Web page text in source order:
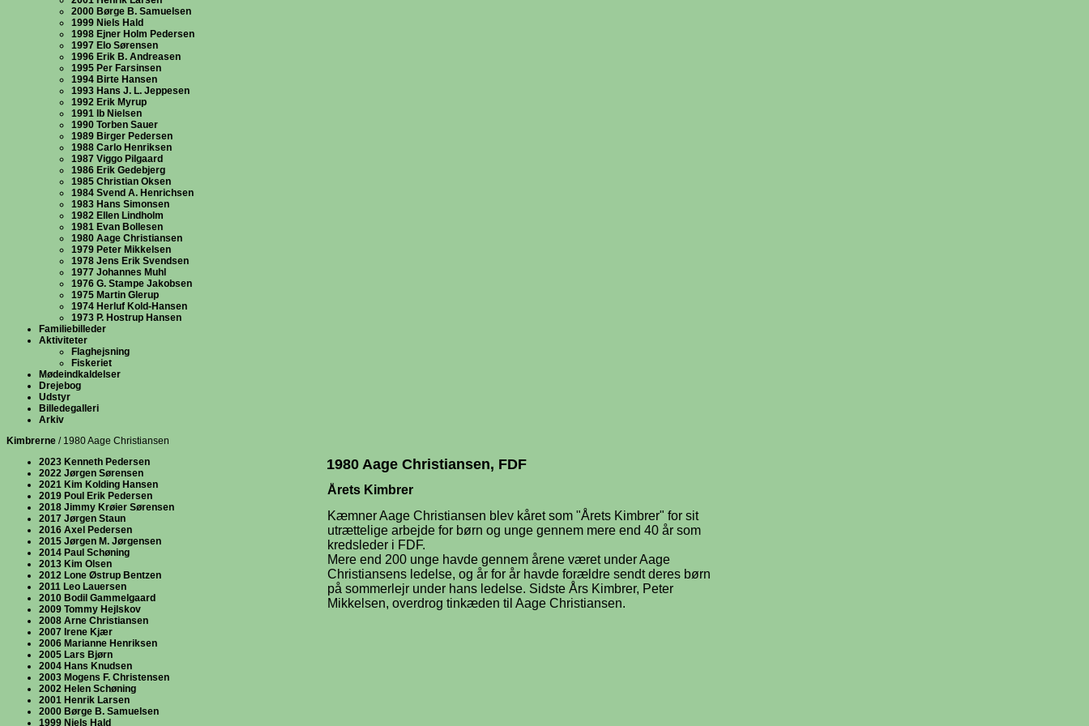
2000 Børge B. Samuelsen
1999 Niels Hald
1998 Ejner Holm Pedersen
1997 Elo Sørensen
1996 Erik B. Andreasen
1995 Per Farsinsen
1994 Birte Hansen
1993 Hans J. L. Jeppesen
1992 Erik Myrup
1991 Ib Nielsen
1990 Torben Sauer
1989 Birger Pedersen
1988 Carlo Henriksen
1987 Viggo Pilgaard
1986 Erik Gedebjerg
1985 Christian Oksen
1984 Svend A. Henrichsen
1983 Hans Simonsen
1982 Ellen Lindholm
1981 Evan Bollesen
1980 Aage Christiansen
1979 Peter Mikkelsen
1978 Jens Erik Svendsen
1977 Johannes Muhl
1976 G. Stampe Jakobsen
1975 Martin Glerup
1974 Herluf Kold-Hansen
1973 P. Hostrup Hansen
Familiebilleder
Aktiviteter
Flaghejsning
Fiskeriet
Mødeindkaldelser
Drejebog
Udstyr
Billedegalleri
Arkiv
Kimbrerne / 1980 Aage Christiansen
2023 Kenneth Pedersen
2022 Jørgen Sørensen
2021 Kim Kolding Hansen
2019 Poul Erik Pedersen
2018 Jimmy Krøier Sørensen
2017 Jørgen Staun
2016 Axel Pedersen
2015 Jørgen M. Jørgensen
2014 Paul Schøning
2013 Kim Olsen
2012 Lone Østrup Bentzen
2011 Leo Lauersen
2010 Bodil Gammelgaard
2009 Tommy Hejlskov
2008 Arne Christiansen
2007 Irene Kjær
2006 Marianne Henriksen
2005 Lars Bjørn
2004 Hans Knudsen
2003 Mogens F. Christensen
2002 Helen Schøning
2001 Henrik Larsen
2000 Børge B. Samuelsen
1999 Niels Hald
1980 Aage Christiansen, FDF
Årets Kimbrer
Kæmner Aage Christiansen blev kåret som "Årets Kimbrer" for sit
utrættelige arbejde for børn og unge gennem mere end 40 år som
kredsleder i FDF.
Mere end 200 unge havde gennem årene været under Aage
Christiansens ledelse, og år for år havde forældre sendt deres børn
på sommerlejr under hans ledelse. Sidste Års Kimbrer, Peter
Mikkelsen, overdrog tinkæden til Aage Christiansen.